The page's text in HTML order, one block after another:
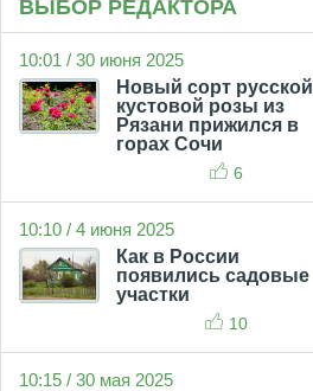
ВЫБОР РЕДАКТОРА
10:01 / 30 июня 2025
Новый сорт русской
кустовой розы из
Рязани прижился в
горах Сочи
6
10:10 / 4 июня 2025
Как в России
появились садовые
участки
10
10:15 / 30 мая 2025